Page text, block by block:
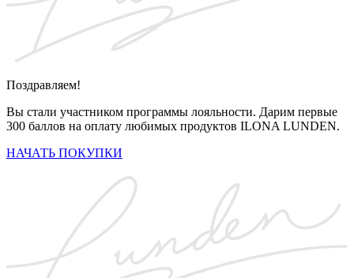
Поздравляем!
Вы стали участником программы лояльности. Дарим первые
300 баллов на оплату любимых продуктов ILONA LUNDEN.
НАЧАТЬ ПОКУПКИ